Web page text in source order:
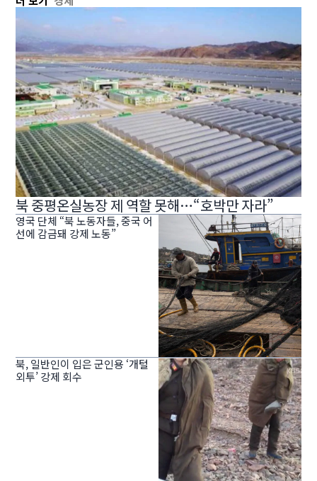
북 중평온실농장 제 역할 못해…“호박만 자라”
영국 단체 “북 노동자들, 중국 어
선에 감금돼 강제 노동”
북, 일반인이 입은 군인용 ‘개털
외투’ 강제 회수